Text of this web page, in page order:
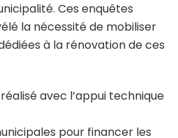
Ces enquêtes
la nécessité de mobiliser
à la rénovation de ces
avec l’appui technique
pour financer les